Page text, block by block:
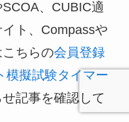
、CUBIC適
ト、Compassや
こちらの会員登録
模擬試験タイマー
記事を確認して